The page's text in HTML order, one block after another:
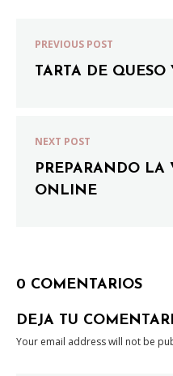
PREVIOUS POST
TARTA DE QUESO
NEXT POST
PREPARANDO LA
ONLINE
0 COMENTARIOS
DEJA TU
Your email address will not be